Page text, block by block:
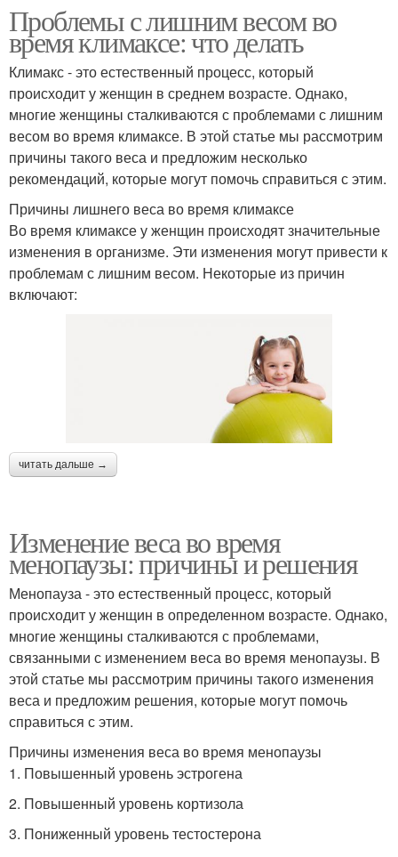
Проблемы с лишним весом во
время климаксе: что делать
Климакс - это естественный процесс, который
происходит у женщин в среднем возрасте. Однако,
многие женщины сталкиваются с проблемами с лишним
весом во время климаксе. В этой статье мы рассмотрим
причины такого веса и предложим несколько
рекомендаций, которые могут помочь справиться с этим.
Причины лишнего веса во время климаксе
Во время климаксе у женщин происходят значительные
изменения в организме. Эти изменения могут привести к
проблемам с лишним весом. Некоторые из причин
включают:
читать дальше →
Изменение веса во время
менопаузы: причины и решения
Менопауза - это естественный процесс, который
происходит у женщин в определенном возрасте. Однако,
многие женщины сталкиваются с проблемами,
связанными с изменением веса во время менопаузы. В
этой статье мы рассмотрим причины такого изменения
веса и предложим решения, которые могут помочь
справиться с этим.
Причины изменения веса во время менопаузы
1. Повышенный уровень эстрогена
2. Повышенный уровень кортизола
3. Пониженный уровень тестостерона